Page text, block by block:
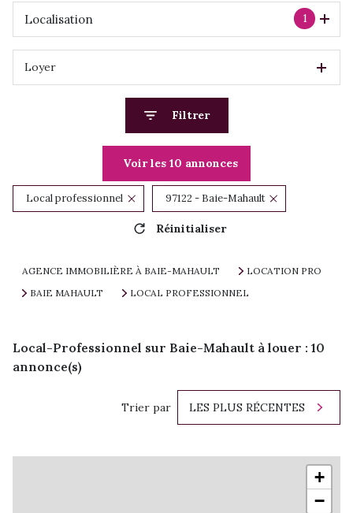
1
Localisation
Loyer
Filtrer
Voir les 10 annonces
Local professionnel 97122 - Baie-Mahault
Réinitialiser
AGENCE IMMOBILIÈRE À BAIE-MAHAULT
LOCATION PRO
BAIE MAHAULT
LOCAL PROFESSIONNEL
Local-Professionnel sur Baie-Mahault à louer : 10
annonce(s)
Trier par LES PLUS RÉCENTES
+
−